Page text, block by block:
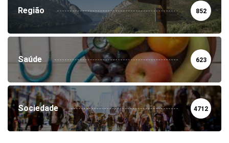
Região 852
Saúde 623
Sociedade 4712